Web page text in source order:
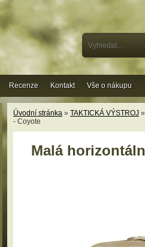
Úvodní stránka » TAKTICKÁ VÝSTROJ
- Coyote
Malá
Recenze Kontakt Vše o nákupu